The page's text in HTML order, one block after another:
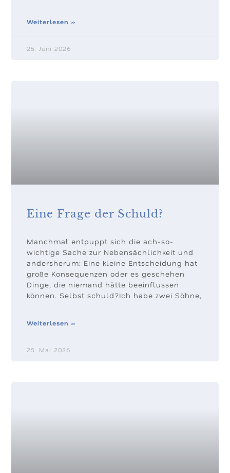
Weiterlesen »
25. Juni 2026
Eine Frage der Schuld?
Manchmal entpuppt sich die ach-so-
wichtige Sache zur Nebensächlichkeit und
andersherum: Eine kleine Entscheidung hat
große Konsequenzen oder es geschehen
Dinge, die niemand hätte beeinflussen
können. Selbst schuld?Ich habe zwei Söhne,
Weiterlesen »
25. Mai 2026